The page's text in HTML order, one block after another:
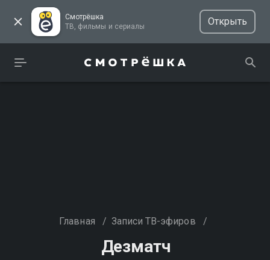
Смотрёшка
ТВ, фильмы и сериалы
Открыть
Главная / Записи ТВ-эфиров /
Дезматч